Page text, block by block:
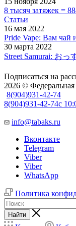
8 тысяч затяжек =
Статьи
16 мая 2022
Pride Vape: Вам чай
30 марта 2022
Street Samurai: おっ
Подписаться на
2026 © Федеральная
8(904)931-42-74
8(904)931-42-74с
info@tabaks.ru
Вконтакте
Telegram
Viber
Viber
WhatsApp
Политика
Найти